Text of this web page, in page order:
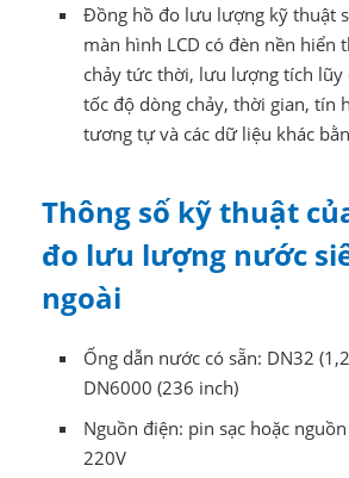
Đồng hồ đo lưu lượng kỹ thuật
màn hình LCD có đèn nền hiển
chảy tức thời, lưu lượng tích lũy
tốc độ dòng chảy, thời gian, tín
tương tự và các dữ liệu khác
Thông số kỹ thuật
đo lưu lượng nước
ngoài
Ống dẫn nước có sẵn: DN32
DN6000 (236 inch)
Nguồn điện: pin sạc hoặc
220V